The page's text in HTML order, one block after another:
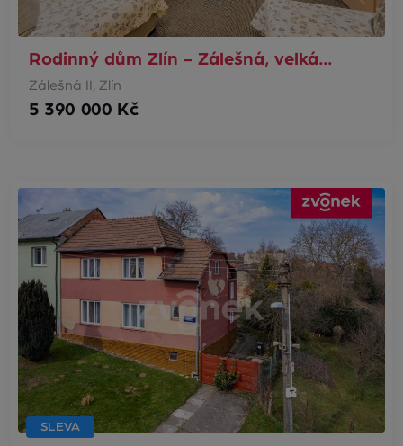
Rodinný dům Zlín - Zálešná, velká…
Zálešná II, Zlín
5 390 000 Kč
SLEVA